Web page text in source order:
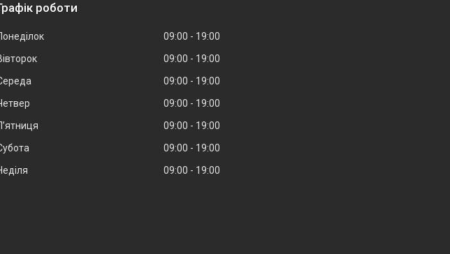
роботи
09:00
19:00
09:00
19:00
09:00
19:00
09:00
19:00
09:00
19:00
09:00
19:00
09:00 19:00